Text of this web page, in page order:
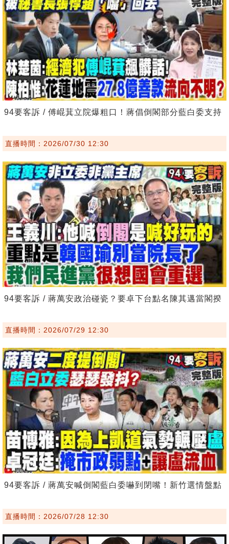
94要客訴 / 傅崐萁立院爆粗口！蔣倡倒閣部分藍白委支持
直播時間：2026/07/30 12:30
94要客訴 / 蔣萬安政治碰瓷？要卓下台點名陳其邁當閣揆
直播時間：2026/07/29 12:30
94要客訴 / 蔣萬安喊倒閣藍白委嚇到閉嘴！新竹選情盤點
直播時間：2026/07/28 12:30